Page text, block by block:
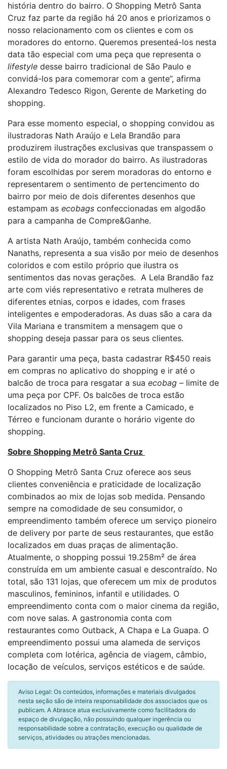
história dentro do bairro. O Shopping Metrô Santa
Cruz faz parte da região há 20 anos e priorizamos o
nosso relacionamento com os clientes e com os
moradores do entorno. Queremos presenteá-los nesta
data tão especial com uma peça que representa o
lifestyle desse bairro tradicional de São Paulo e
convidá-los para comemorar com a gente”, afirma
Alexandro Tedesco Rigon, Gerente de Marketing do
shopping.
Para esse momento especial, o shopping convidou as
ilustradoras Nath Araújo e Lela Brandão para
produzirem ilustrações exclusivas que transpassem o
estilo de vida do morador do bairro. As ilustradoras
foram escolhidas por serem moradoras do entorno e
representarem o sentimento de pertencimento do
bairro por meio de dois diferentes desenhos que
estampam as ecobags confeccionadas em algodão
para a campanha de Compre&Ganhe.
A artista Nath Araújo, também conhecida como
Nanaths, representa a sua visão por meio de desenhos
coloridos e com estilo próprio que ilustra os
sentimentos das novas gerações. A Lela Brandão faz
arte com viés representativo e retrata mulheres de
diferentes etnias, corpos e idades, com frases
inteligentes e empoderadoras. As duas são a cara da
Vila Mariana e transmitem a mensagem que o
shopping deseja passar para os seus clientes.
Para garantir uma peça, basta cadastrar R$450 reais
em compras no aplicativo do shopping e ir até o
balcão de troca para resgatar a sua ecobag – limite de
uma peça por CPF. Os balcões de troca estão
localizados no Piso L2, em frente a Camicado, e
Térreo e funcionam durante o horário vigente do
shopping.
Sobre Shopping Metrô Santa Cruz
O Shopping Metrô Santa Cruz oferece aos seus
clientes conveniência e praticidade de localização
combinados ao mix de lojas sob medida. Pensando
sempre na comodidade de seu consumidor, o
empreendimento também oferece um serviço pioneiro
de delivery por parte de seus restaurantes, que estão
localizados em duas praças de alimentação.
Atualmente, o shopping possui 19.258m² de área
construída em um ambiente casual e descontraído. No
total, são 131 lojas, que oferecem um mix de produtos
masculinos, femininos, infantil e utilidades. O
empreendimento conta com o maior cinema da região,
com nove salas. A gastronomia conta com
restaurantes como Outback, A Chapa e La Guapa. O
empreendimento possui uma alameda de serviços
completa com lotérica, agência de viagem, câmbio,
locação de veículos, serviços estéticos e de saúde.
Aviso Legal: Os conteúdos, informações e materiais divulgados
nesta seção são de inteira responsabilidade dos associados que os
publicam. A Abrasce atua exclusivamente como facilitadora do
espaço de divulgação, não possuindo qualquer ingerência ou
responsabilidade sobre a contratação, execução ou qualidade de
serviços, atividades ou atrações mencionadas.